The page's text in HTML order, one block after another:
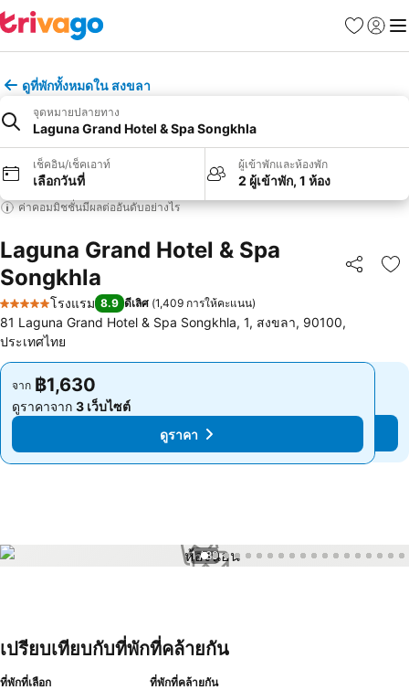
รายการโป
เข้าสู่ร
เมนู
ดูที่พักทั้งหมดใน สงขลา
จุดหมายปลายทาง
Laguna Grand Hotel & Spa Songkhla
เช็คอิน/เช็คเอาท์
เลือกวันที่
ผู้เข้าพักและห้องพัก
2 ผู้เข้าพัก, 1 ห้อง
ค่าคอมมิชชั่นมีผลต่ออันดับอย่างไร
Laguna Grand Hotel & Spa
Songkhla
แชร์ เ
5 ดาว
โรงแรม 8.9 ดีเลิศ (1,409 การให้คะแนน)
81 Laguna Grand Hotel & Spa Songkhla, 1, สงขลา, 90100,
ประเทศไทย
จาก ฿1,630
ดูราคาจาก 3 เว็บไซต์
ดูราคา
จาก ฿1,630
ดูราคาจาก 3 เว็บไซต์
ดูราคา
1 / 89
เปรียบเทียบกับที่พักที่คล้ายกัน
ที่พักที่เลือก ที่พักที่คล้ายกัน